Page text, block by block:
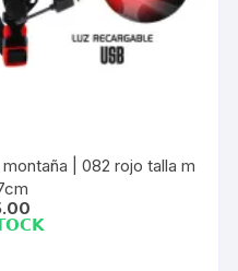
| 082 rojo talla m